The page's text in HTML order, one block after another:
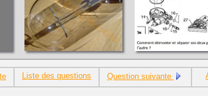
Liste des questions Question suivante